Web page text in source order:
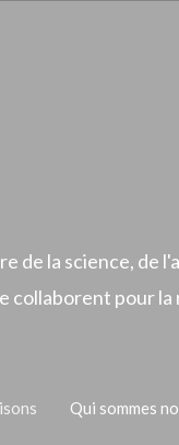
Qui sommes
de la science, de
collaborent pour